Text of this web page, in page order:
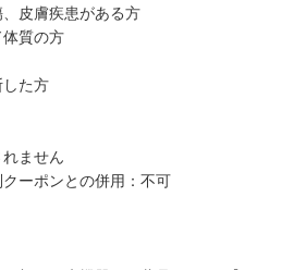
、皮膚疾患がある方
体質の方
した方
れません
ーポンとの併用：不可